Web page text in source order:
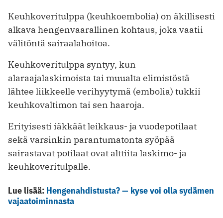
Keuhkoveritulppa (keuhkoembolia) on äkillisesti
alkava hengenvaarallinen kohtaus, joka vaatii
välitöntä sairaalahoitoa.
Keuhkoveritulppa syntyy, kun
alaraajalaskimoista tai muualta elimistöstä
lähtee liikkeelle verihyytymä (embolia) tukkii
keuhkovaltimon tai sen haaroja.
Erityisesti iäkkäät leikkaus- ja vuodepotilaat
sekä varsinkin parantumatonta syöpää
sairastavat potilaat ovat alttiita laskimo- ja
keuhkoveritulpalle.
Lue lisää: Hengenahdistusta? — kyse voi olla sydämen
vajaatoiminnasta